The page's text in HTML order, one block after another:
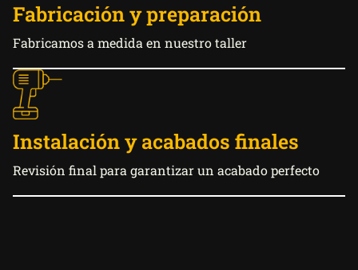
Fabricación y preparación
Fabricamos a medida en nuestro taller
Instalación y acabados finales
Revisión final para garantizar un acabado perfecto